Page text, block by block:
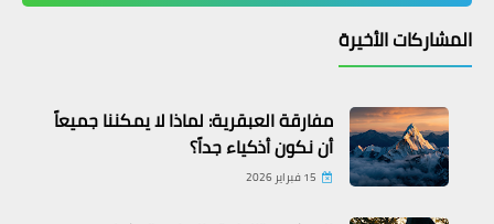
المشاركات الأخيرة
مفارقة العبقرية: لماذا لا يمكننا جميعاً
أن نكون أذكياء جداً؟
15 فبراير 2026